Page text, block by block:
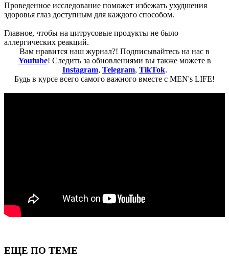
Проведенное исследование поможет избежать ухудшения
здоровья глаз доступным для каждого способом.
Главное, чтобы на цитрусовые продукты не было
аллергических реакций.
Вам нравится наш журнал?! Подписывайтесь на нас в
Youtube! Следить за обновлениями вы также можете в
Instagram, Telegram, TikTok.
Будь в курсе всего самого важного вместе с MEN's LIFE!
ЕЩЕ ПО ТЕМЕ